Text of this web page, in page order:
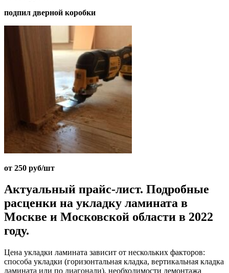
подпил дверной коробки
от 250 руб/шт
Актуальный прайс-лист. Подробные
расценки на укладку ламината в
Москве и Московской области в 2022
году.
Цена укладки ламината зависит от нескольких факторов:
способа укладки (горизонтальная кладка, вертикальная кладка
ламината или по диагонали), необходимости демонтажа